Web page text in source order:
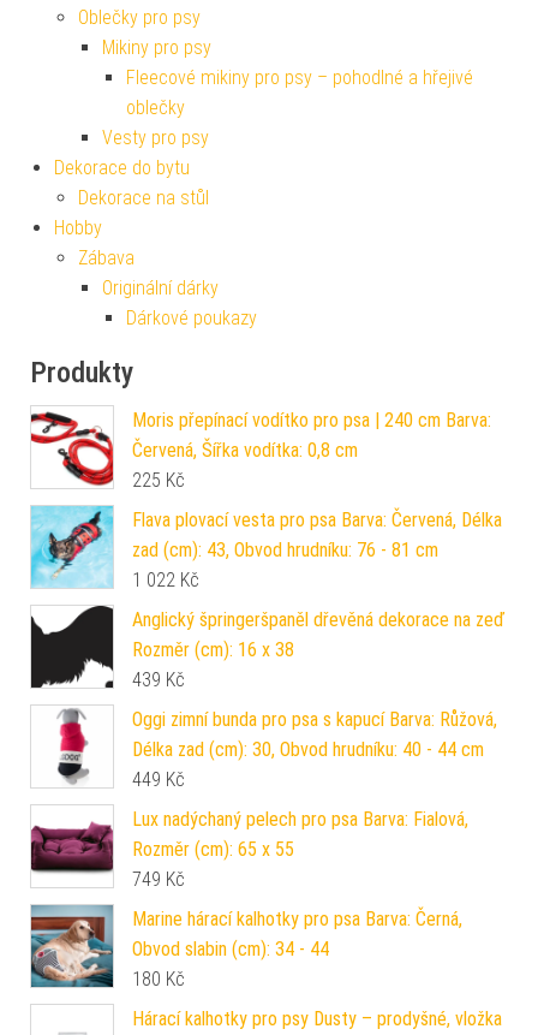
Oblečky pro psy
Mikiny pro psy
Fleecové mikiny pro psy – pohodlné a hřejivé
oblečky
Vesty pro psy
Dekorace do bytu
Dekorace na stůl
Hobby
Zábava
Originální dárky
Dárkové poukazy
Produkty
Moris přepínací vodítko pro psa | 240 cm Barva:
Červená, Šířka vodítka: 0,8 cm
225 Kč
Flava plovací vesta pro psa Barva: Červená, Délka
zad (cm): 43, Obvod hrudníku: 76 - 81 cm
1 022 Kč
Anglický špringeršpaněl dřevěná dekorace na zeď
Rozměr (cm): 16 x 38
439 Kč
Oggi zimní bunda pro psa s kapucí Barva: Růžová,
Délka zad (cm): 30, Obvod hrudníku: 40 - 44 cm
449 Kč
Lux nadýchaný pelech pro psa Barva: Fialová,
Rozměr (cm): 65 x 55
749 Kč
Marine hárací kalhotky pro psa Barva: Černá,
Obvod slabin (cm): 34 - 44
180 Kč
Hárací kalhotky pro psy Dusty – prodyšné, vložka